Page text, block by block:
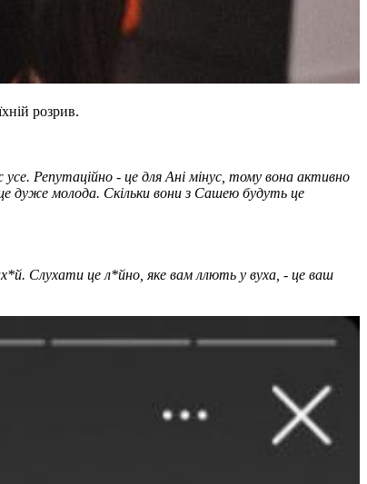
розрив.
Репутаційно - це для Ані мінус, тому вона активно
дуже молода. Скільки вони з Сашею будуть це
Слухати це л*йно, яке вам ллють у вуха, - це ваш